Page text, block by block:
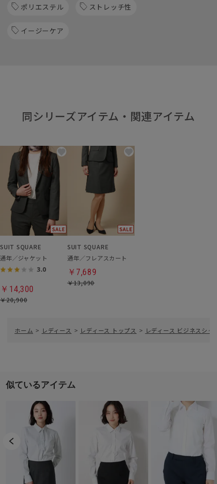
ポリエステル ストレッチ性
イージーケア
同シリーズアイテム・関連アイテム
SUIT SQUARE
通年／ジャケット
3.0
￥14,300
￥20,900
SUIT SQUARE
通年／フレアスカート
￥7,689
￥13,090
ホーム > レディース > レディース トップス > レディース ビジネスシャ